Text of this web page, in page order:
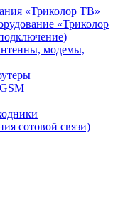
«Триколор ТВ»
«Триколор
модемы,
сотовой связи)